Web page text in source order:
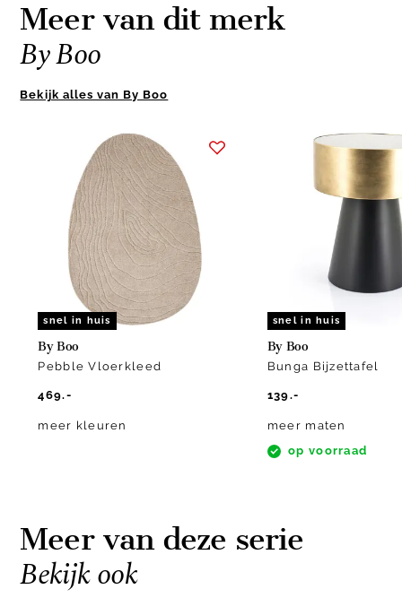
Meer van dit merk
By Boo
Bekijk alles van By Boo
snel in huis
By Boo
Pebble Vloerkleed
469.-
meer kleuren
snel in huis
By Boo
Bunga Bijzettafel
139.-
meer maten
op voorraad
Meer van deze serie
Bekijk ook